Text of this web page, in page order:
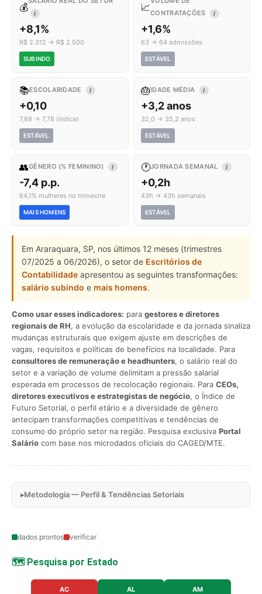
💰
I
+8,1%
R$ 2.312 → R$ 2.500
SUBINDO
📈CONTRATAÇÕES
I
+1,6%
63 → 64 admissões
ESTÁVEL
📚ESCOLARIDADE I
+0,10
7,68 → 7,78 (índice)
ESTÁVEL
🎂IDADE MÉDIA I
+3,2 anos
32,0 → 35,2 anos
ESTÁVEL
👥GÊNERO (% FEMININO) I
-7,4 p.p.
64,1% mulheres no trimestre
MAIS HOMENS
🕐JORNADA SEMANAL I
+0,2h
43h → 43h semanais
ESTÁVEL
Em Araraquara, SP, nos últimos 12 meses (trimestres
07/2025 a 06/2026), o setor de Escritórios de
Contabilidade apresentou as seguintes transformações:
salário subindo e mais homens.
Como usar esses indicadores: para gestores e diretores
regionais de RH, a evolução da escolaridade e da jornada sinaliza
mudanças estruturais que exigem ajuste em descrições de
vagas, requisitos e políticas de benefícios na localidade. Para
consultores de remuneração e headhunters, o salário real do
setor e a variação de volume delimitam a pressão salarial
esperada em processos de recolocação regionais. Para CEOs,
diretores executivos e estrategistas de negócio, o Índice de
Futuro Setorial, o perfil etário e a diversidade de gênero
antecipam transformações competitivas e tendências de
consumo do próprio setor na região. Pesquisa exclusiva Portal
Salário com base nos microdados oficiais do CAGED/MTE.
Metodologia — Perfil & Tendências Setoriais
dados prontos verificar
🗺️ Pesquisa por Estado
AC AL AM